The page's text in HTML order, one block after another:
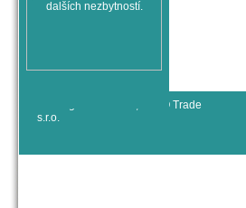
© All rights reserved, RYJO Trade
s.r.o.